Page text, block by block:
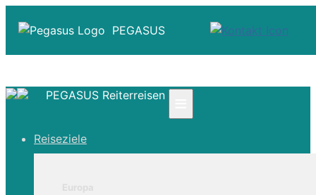
PEGASUS
☎ Deutschland 0800 - 505 18 01
PEGASUS Reiterreisen
Reiseziele